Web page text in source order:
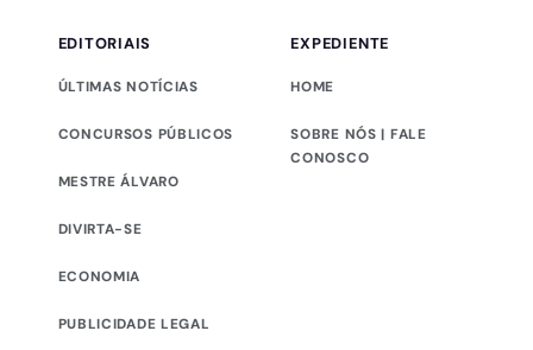
EDITORIAIS
ÚLTIMAS NOTÍCIAS
CONCURSOS PÚBLICOS
MESTRE ÁLVARO
DIVIRTA-SE
ECONOMIA
PUBLICIDADE LEGAL
EXPEDIENTE
HOME
SOBRE NÓS | FALE
CONOSCO